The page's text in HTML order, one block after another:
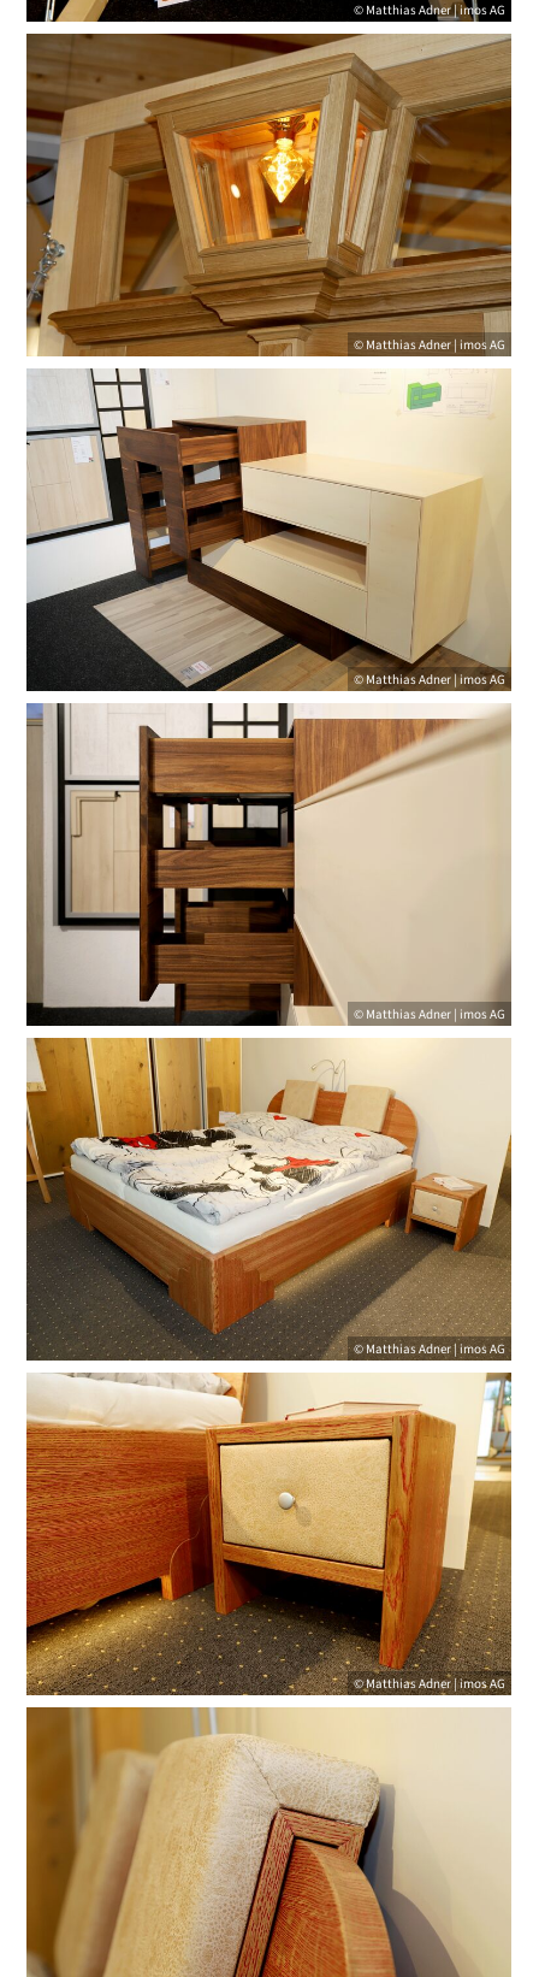
© Matthias Adner | imos AG
© Matthias Adner | imos AG
© Matthias Adner | imos AG
© Matthias Adner | imos AG
© Matthias Adner | imos AG
© Matthias Adner | imos AG